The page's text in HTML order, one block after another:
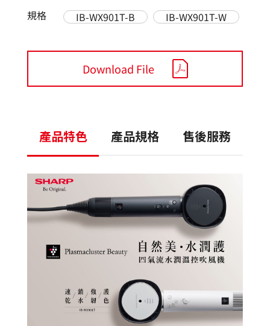
規格
IB-WX901T-B IB-WX901T-W
Download File
產品特色 產品規格 售後服務